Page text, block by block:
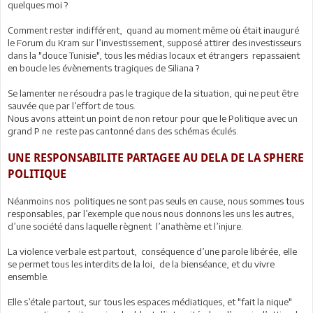
quelques moi ?
Comment rester indifférent, quand au moment même où était inauguré
le Forum du Kram sur l’investissement, supposé attirer des investisseurs
dans la "douce Tunisie", tous les médias locaux et étrangers repassaient
en boucle les évènements tragiques de Siliana ?
Se lamenter ne résoudra pas le tragique de la situation, qui ne peut être
sauvée que par l’effort de tous.
Nous avons atteint un point de non retour pour que le Politique avec un
grand P ne reste pas cantonné dans des schémas éculés.
UNE RESPONSABILITE PARTAGEE AU DELA DE LA SPHERE
POLITIQUE
Néanmoins nos politiques ne sont pas seuls en cause, nous sommes tous
responsables, par l’exemple que nous nous donnons les uns les autres,
d’une société dans laquelle règnent l’anathème et l’injure.
La violence verbale est partout, conséquence d’une parole libérée, elle
se permet tous les interdits de la loi, de la bienséance, et du vivre
ensemble.
Elle s’étale partout, sur tous les espaces médiatiques, et "fait la nique"